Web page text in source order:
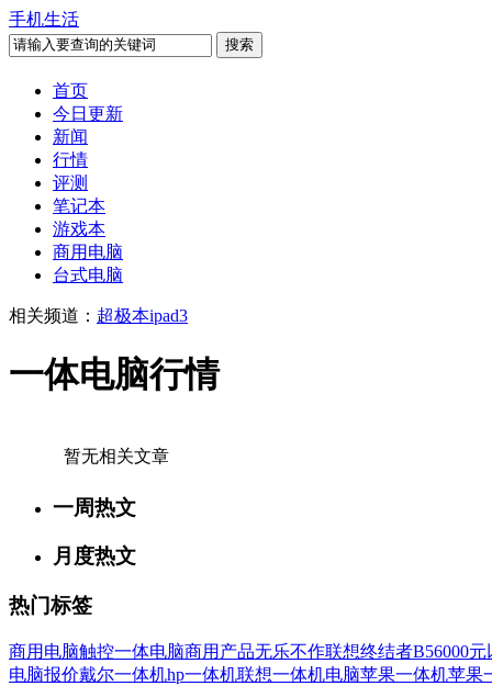
手机生活
首页
今日更新
新闻
行情
评测
笔记本
游戏本
商用电脑
台式电脑
相关频道： 超极本ipad3
一体电脑行情
暂无相关文章
一周热文
月度热文
热门标签
商用电脑触控一体电脑商用产品无乐不作联想终结者B56000元
电脑报价戴尔一体机hp一体机联想一体机电脑苹果一体机苹果